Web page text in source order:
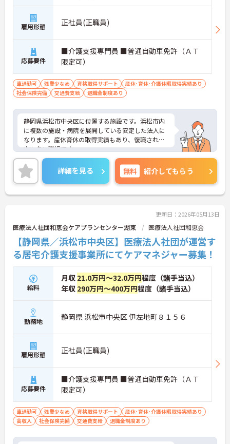
雇用形態 正社員(正職員)
応募要件
■介護支援専門員 ■普通自動車免許（ＡＴ
限定可）
車通勤可 残業少なめ 資格取得サポート
産休･育休･介護休暇取得実績あり
社会保険完備
交通費支給 退職金制度あり
静岡県浜松市中央区に位置する施設です。浜松市内
に複数の施設・病院を展開している安定した法人に
なります。産休育休の取得実績もあり、復職される
方も多い職場です。
ご興味のある方は、面接対策ポイントなどさらに詳
細をお話致しますのでお気軽にお問い合わせ下さ
い。
詳細を見る 無料 紹介してもらう
更新日：2026年05月13日
医療法人社団和恵会ケアプランセンター湖東 医療法人社団和恵会
【静岡県／浜松市中央区】医療法人社団が運営す
る居宅介護支援事業所にてケアマネジャー募集！
給料
月収 21.0万円～32.0万円程度（諸手当込）
年収 290万円～400万円程度（諸手当込）
勤務地 静岡県 浜松市中央区 伊左地町８１５６
雇用形態 正社員(正職員)
応募要件
■介護支援専門員 ■普通自動車免許（ＡＴ
限定可）
車通勤可 残業少なめ 資格取得サポート
産休･育休･介護休暇取得実績あり
高収入
社会保険完備 交通費支給 退職金制度あり